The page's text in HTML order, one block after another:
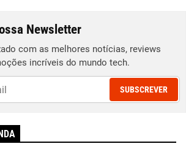
Newsletter
com as melhores notícias, reviews
incríveis do mundo tech.
SUBSCREVER